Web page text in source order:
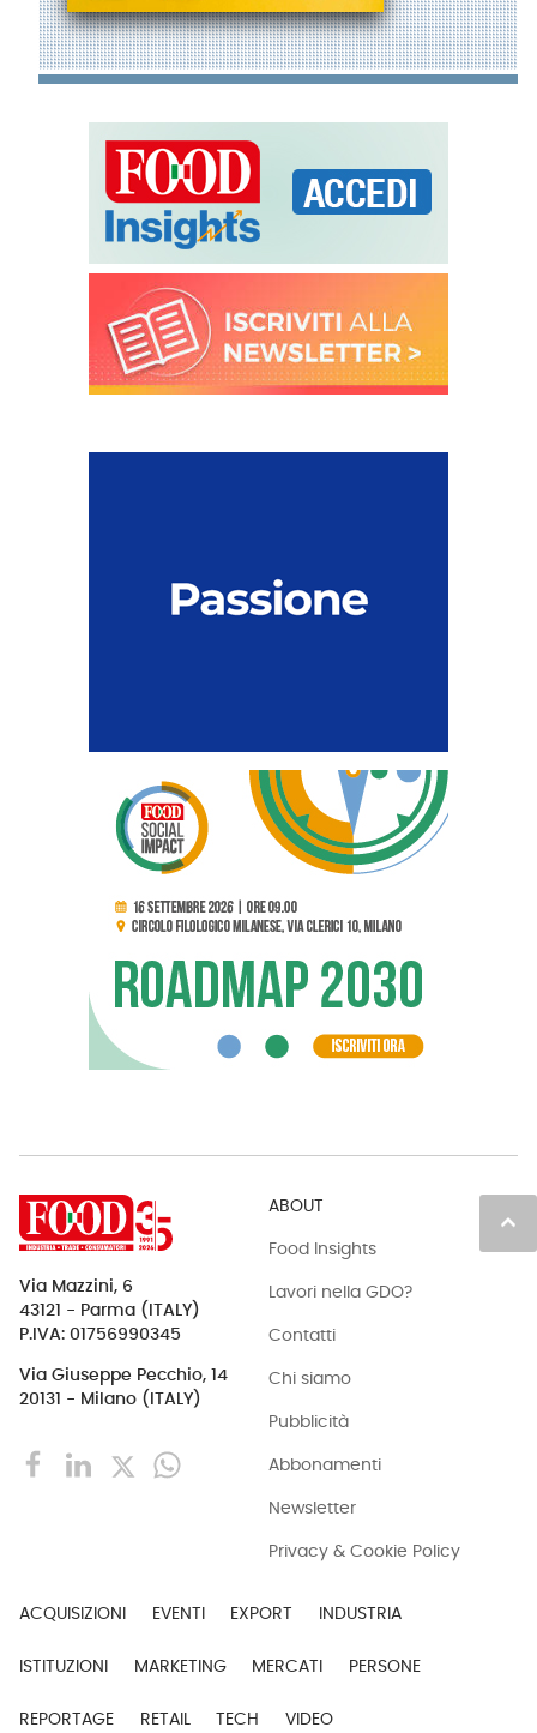
keyboard_arrow_up
Via Mazzini, 6
43121 - Parma (ITALY)
P.IVA: 01756990345
Via Giuseppe Pecchio, 14
20131 - Milano (ITALY)
ABOUT
Food Insights
Lavori nella GDO?
Contatti
Chi siamo
Pubblicità
Abbonamenti
Newsletter
Privacy & Cookie Policy
ACQUISIZIONI EVENTI EXPORT INDUSTRIA
ISTITUZIONI MARKETING MERCATI PERSONE
REPORTAGE RETAIL TECH VIDEO